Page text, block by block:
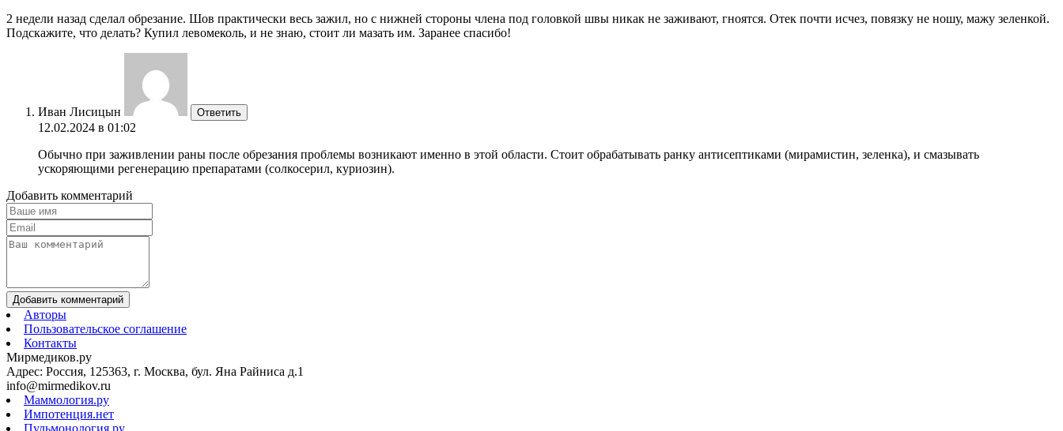
2 недели назад сделал обрезание. Шов практически весь зажил, но с нижней стороны члена под головкой швы никак не заживают, гноятся. Отек почти исчез, повязку не ношу, мажу зеленкой.
Подскажите, что делать? Купил левомеколь, и не знаю, стоит ли мазать им. Заранее спасибо!
Иван Лисицын Ответить
12.02.2024 в 01:02
Обычно при заживлении раны после обрезания проблемы возникают именно в этой области. Стоит обрабатывать ранку антисептиками (мирамистин, зеленка), и смазывать
ускоряющими регенерацию препаратами (солкосерил, куриозин).
Добавить комментарий
Добавить комментарий
Авторы
Пользовательское соглашение
Контакты
Мирмедиков.ру
Адрес: Россия, 125363, г. Москва, бул. Яна Райниса д.1
info@mirmedikov.ru
Маммология.ру
Импотенция.нет
Пульмонология.ру